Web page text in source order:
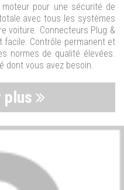
pour une sécurité de
avec tous les systèmes
voiture. Connecteurs Plug &
facile. Contrôle permanent et
normes de qualité élevées.
dont vous avez besoin.
plus